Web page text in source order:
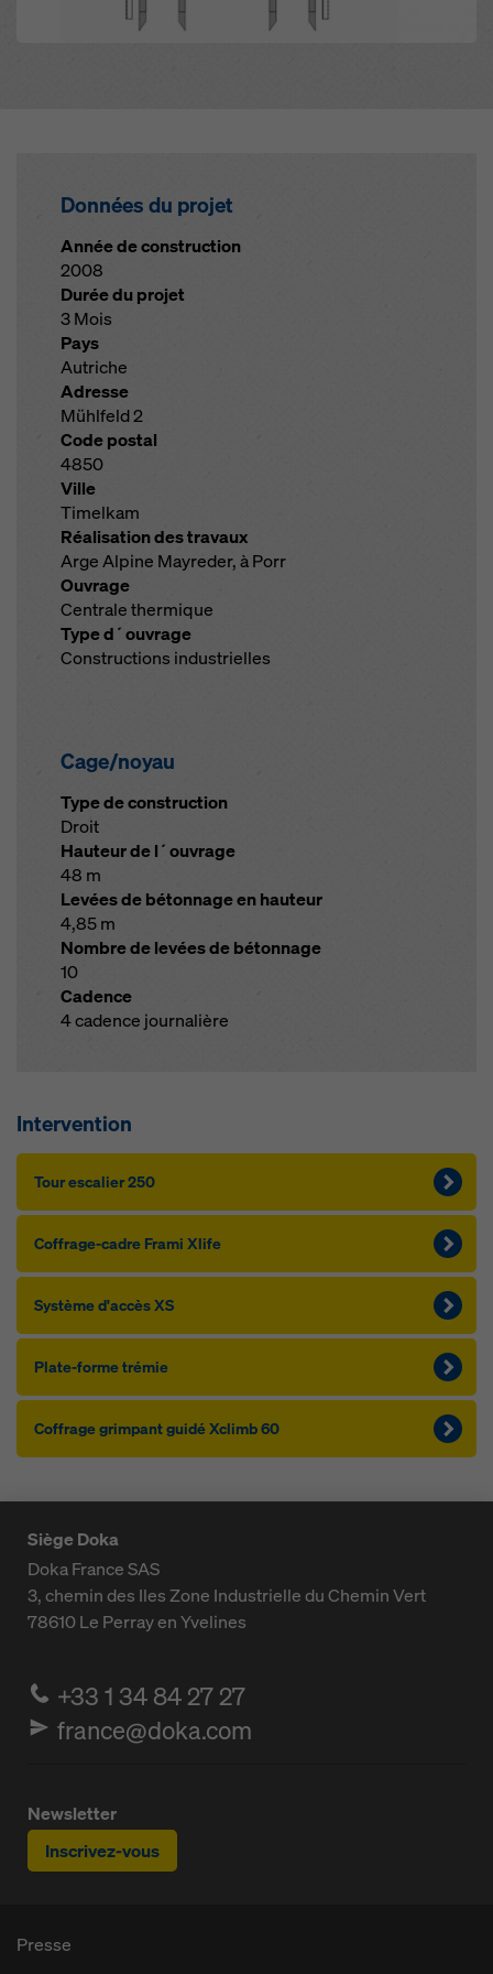
Données du projet
Année de construction
2008
Durée du projet
3 Mois
Pays
Autriche
Adresse
Mühlfeld 2
Code postal
4850
Ville
Timelkam
Réalisation des travaux
Arge Alpine Mayreder, à Porr
Ouvrage
Centrale thermique
Type d´ouvrage
Constructions industrielles
Cage/noyau
Type de construction
Droit
Hauteur de l´ouvrage
48 m
Levées de bétonnage en hauteur
4,85 m
Nombre de levées de bétonnage
10
Cadence
4 cadence journalière
Intervention
Tour es­ca­lier 250
Cof­f­rage-cadre Frami Xlife
Sys­tème d'ac­cès XS
Plate-forme tré­m­ie
Cof­f­rage grim­pant gui­dé Xclimb 60
Siège Doka
Doka France SAS
3, chemin des IlesZone Industrielle du Chemin Vert
78610Le Perray en Yvelines
+33 1 34 84 27 27
france@doka.com
Newsletter
Inscrivez-vous
Presse